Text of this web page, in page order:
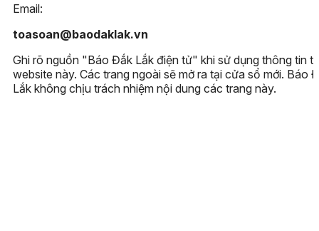
Email:
toasoan@baodaklak.vn
Ghi rõ nguồn "Báo Đắk Lắk điện tử" khi sử dụng thông tin
website này. Các trang ngoài sẽ mở ra tại cửa sổ mới. Báo
Lắk không chịu trách nhiệm nội dung các trang này.